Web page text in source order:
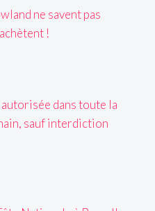
ne savent pas
!
dans toute la
sauf interdiction